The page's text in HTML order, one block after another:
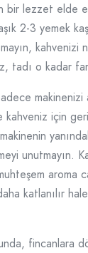
bir lezzet elde
2-3 yemek
kahvenizi
tadı o kadar
makinenizi
için geri
unutmayın.
aroma
katlanılır
fincanlara